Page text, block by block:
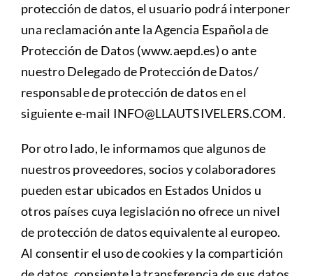
protección de datos, el usuario podrá interponer
una reclamación ante la Agencia Española de
Protección de Datos (www.aepd.es) o ante
nuestro Delegado de Protección de Datos/
responsable de protección de datos en el
siguiente e-mail INFO@LLAUTSIVELERS.COM.
Por otro lado, le informamos que algunos de
nuestros proveedores, socios y colaboradores
pueden estar ubicados en Estados Unidos u
otros países cuya legislación no ofrece un nivel
de protección de datos equivalente al europeo.
Al consentir el uso de cookies y la compartición